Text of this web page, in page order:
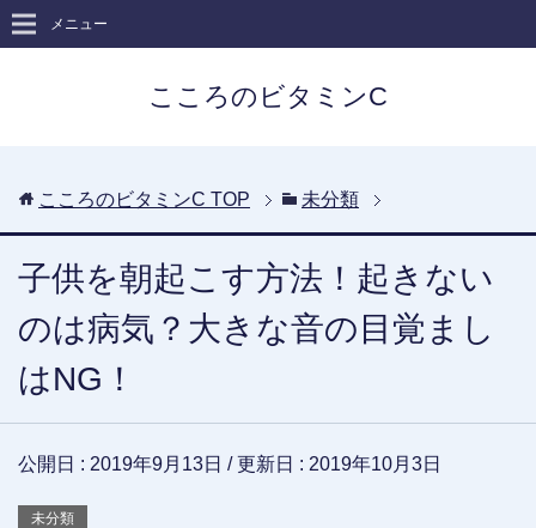
こころのビタミンC
メニュー
こころのビタミンC TOP 未分類
子供を朝起こす方法！起きない
のは病気？大きな音の目覚まし
はNG！
公開日 : 2019年9月13日 / 更新日 : 2019年10月3日
未分類